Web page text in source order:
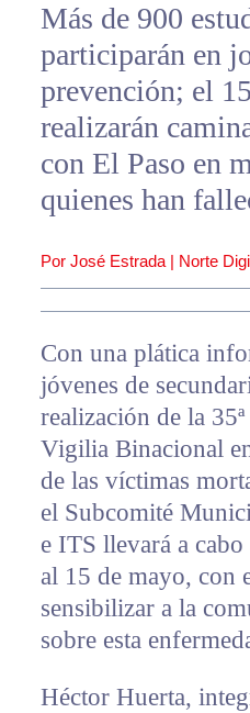
Más de 900
participarán en
prevención; el
realizarán
con El Paso en
quienes han
Por José Estrada | Norte
Con una plática
jóvenes de
realización de la
Vigilia Binacional
de las víctimas
el Subcomité
e ITS llevará a
al 15 de mayo, con
sensibilizar a la
sobre esta
Héctor Huerta,